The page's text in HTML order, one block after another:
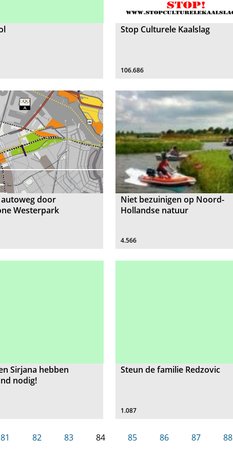
Stop Culturele Kaalslag
106.686
door
Westerpark
Niet bezuinigen op Noord-
Hollandse natuur
4.566
Sirjana hebben
nodig!
Steun de familie Redzovic
1.087
81 82 83 84 85 86 87 88